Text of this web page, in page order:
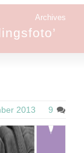
Archives
2013 9